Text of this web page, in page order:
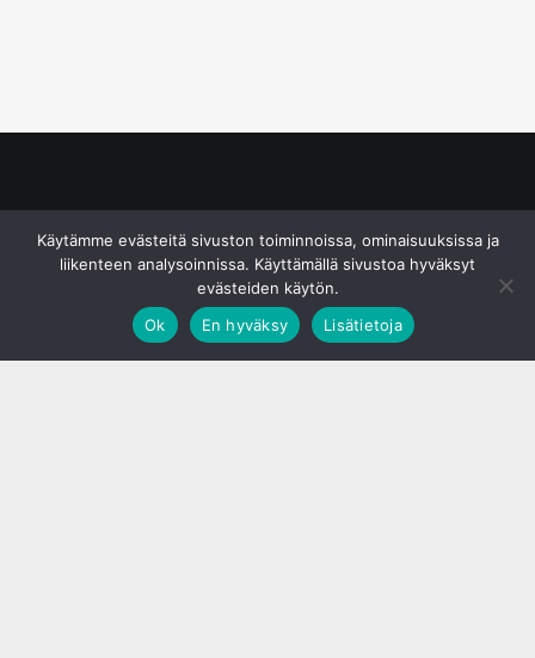
Käytämme evästeitä sivuston toiminnoissa, ominaisuuksissa ja
liikenteen analysoinnissa. Käyttämällä sivustoa hyväksyt
evästeiden käytön.
Ok
En hyväksy Lisätietoja